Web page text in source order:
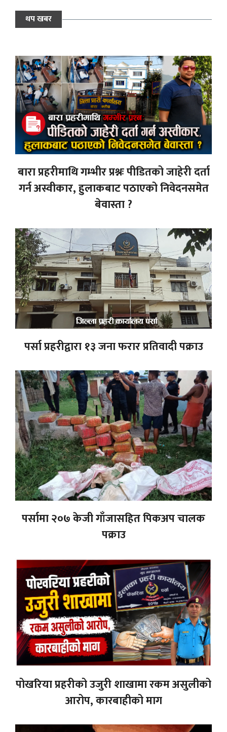
थप खबर
बारा प्रहरीमाथि गम्भीर प्रश्नः पीडितको जाहेरी दर्ता
गर्न अस्वीकार, हुलाकबाट पठाएको निवेदनसमेत
बेवास्ता ?
पर्सा प्रहरीद्वारा १३ जना फरार प्रतिवादी पक्राउ
पर्सामा २०७ केजी गाँजासहित पिकअप चालक
पक्राउ
पोखरिया प्रहरीको उजुरी शाखामा रकम असुलीको
आरोप, कारबाहीको माग